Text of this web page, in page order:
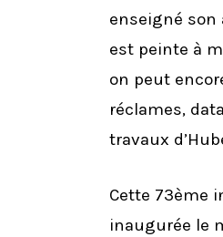
enseigné son
est peinte à
on peut
réclames,
travaux
Cette 73ème
inaugurée le